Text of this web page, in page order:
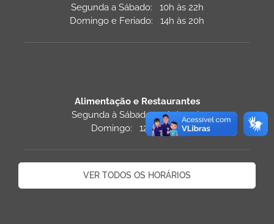
Segunda a Sábado: 10h às 22h
Domingo e Feriado: 14h às 20h
Alimentação e Restaurantes
Segunda à Sábado: 11h às 22h
Domingo: 12h às 22h
VER TODOS OS HORÁRIOS